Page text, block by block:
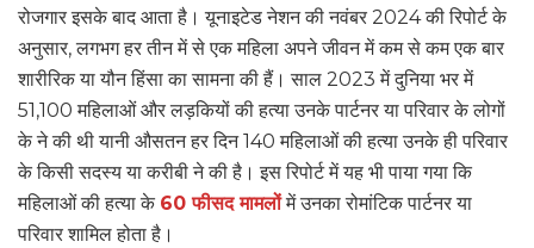
रोजगार इसके बाद आता है। यूनाइटेड नेशन की नवंबर 2024 की रिपोर्ट के
अनुसार, लगभग हर तीन में से एक महिला अपने जीवन में कम से कम एक बार
शारीरिक या यौन हिंसा का सामना की हैं। साल 2023 में दुनिया भर में
51,100 महिलाओं और लड़कियों की हत्या उनके पार्टनर या परिवार के लोगों
के ने की थी यानी औसतन हर दिन 140 महिलाओं की हत्या उनके ही परिवार
के किसी सदस्य या करीबी ने की है। इस रिपोर्ट में यह भी पाया गया कि
महिलाओं की हत्या के 60 फीसद मामलोंमें उनका रोमांटिक पार्टनर या
परिवार शामिल होता है।